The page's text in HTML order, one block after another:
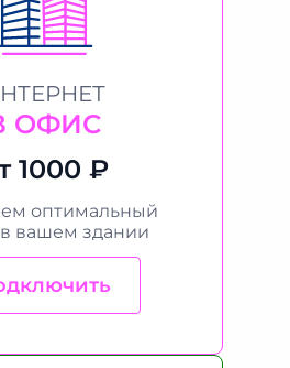
ОФИС
1000 ₽
оптимальный
вашем здании